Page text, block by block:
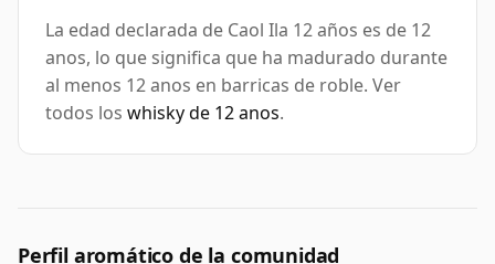
La edad declarada de Caol Ila 12 años es de 12
anos, lo que significa que ha madurado durante
al menos 12 anos en barricas de roble. Ver
todos los whisky de 12 anos.
Perfil aromático de la comunidad